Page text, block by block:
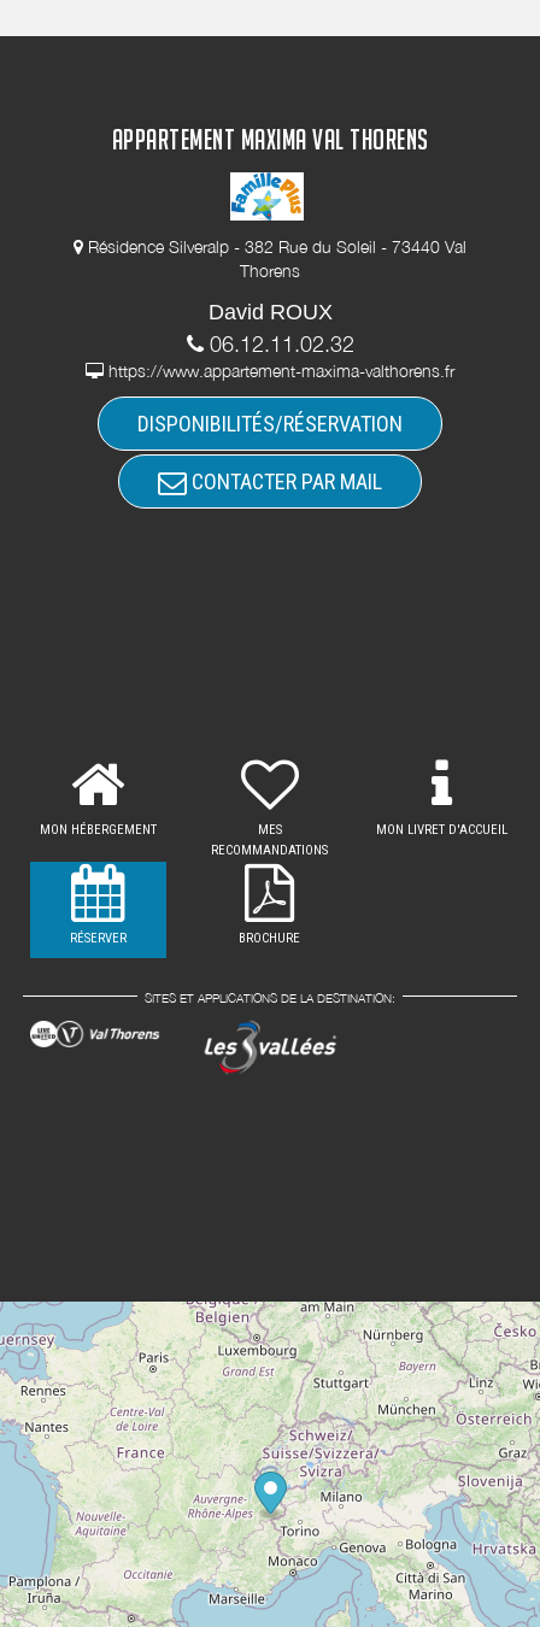
APPARTEMENT MAXIMA VAL THORENS
Résidence Silveralp - 382 Rue du Soleil - 73440 Val
Thorens
David ROUX
06.12.11.02.32
https://www.appartement-maxima-valthorens.fr
DISPONIBILITÉS/RÉSERVATION
CONTACTER PAR MAIL
MON HÉBERGEMENT
MES
RECOMMANDATIONS
MON LIVRET D'ACCUEIL
RÉSERVER BROCHURE
SITES ET APPLICATIONS DE LA DESTINATION: